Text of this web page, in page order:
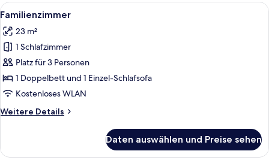
Alle
Fotos
für
Familienzimmer
anzeigen
Ein Hotelzimmer mit zwei Betten,
7
Familienzimmer
23 m²
1 Schlafzimmer
Platz für 3 Personen
1 Doppelbett und 1 Einzel-Schlafsofa
Kostenloses WLAN
Weitere Details
Weitere
Daten auswählen und Preise sehen